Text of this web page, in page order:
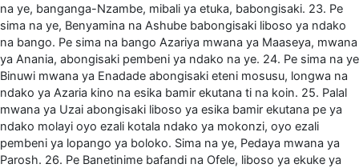
na ye, banganga-Nzambe, mibali ya etuka, babongisaki. 23. Pe
sima na ye, Benyamina na Ashube babongisaki liboso ya ndako
na bango. Pe sima na bango Azariya mwana ya Maaseya, mwana
ya Anania, abongisaki pembeni ya ndako na ye. 24. Pe sima na ye
Binuwi mwana ya Enadade abongisaki eteni mosusu, longwa na
ndako ya Azaria kino na esika bamir ekutana ti na koin. 25. Palal
mwana ya Uzai abongisaki liboso ya esika bamir ekutana pe ya
ndako molayi oyo ezali kotala ndako ya mokonzi, oyo ezali
pembeni ya lopango ya boloko. Sima na ye, Pedaya mwana ya
Parosh. 26. Pe Banetinime bafandi na Ofele, liboso ya ekuke ya